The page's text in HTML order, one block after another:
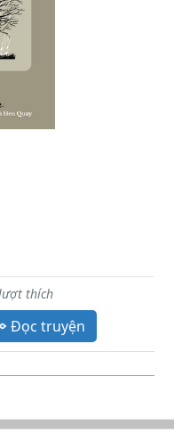
thích
Đọc truyện